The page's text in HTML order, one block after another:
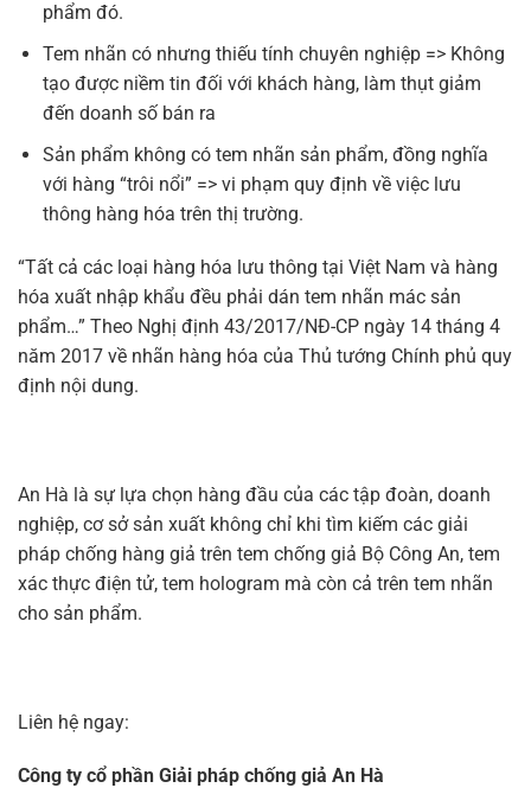
phẩm đó.
Tem nhãn có nhưng thiếu tính chuyên nghiệp => Không
tạo được niềm tin đối với khách hàng, làm thụt giảm
đến doanh số bán ra
Sản phẩm không có tem nhãn sản phẩm, đồng nghĩa
với hàng “trôi nổi” => vi phạm quy định về việc lưu
thông hàng hóa trên thị trường.
“Tất cả các loại hàng hóa lưu thông tại Việt Nam và hàng
hóa xuất nhập khẩu đều phải dán tem nhãn mác sản
phẩm…” Theo Nghị định 43/2017/NĐ-CP ngày 14 tháng 4
năm 2017 về nhãn hàng hóa của Thủ tướng Chính phủ quy
định nội dung.
An Hà là sự lựa chọn hàng đầu của các tập đoàn, doanh
nghiệp, cơ sở sản xuất không chỉ khi tìm kiếm các giải
pháp chống hàng giả trên tem chống giả Bộ Công An, tem
xác thực điện tử, tem hologram mà còn cả trên tem nhãn
cho sản phẩm.
Liên hệ ngay:
Công ty cổ phần Giải pháp chống giả An Hà